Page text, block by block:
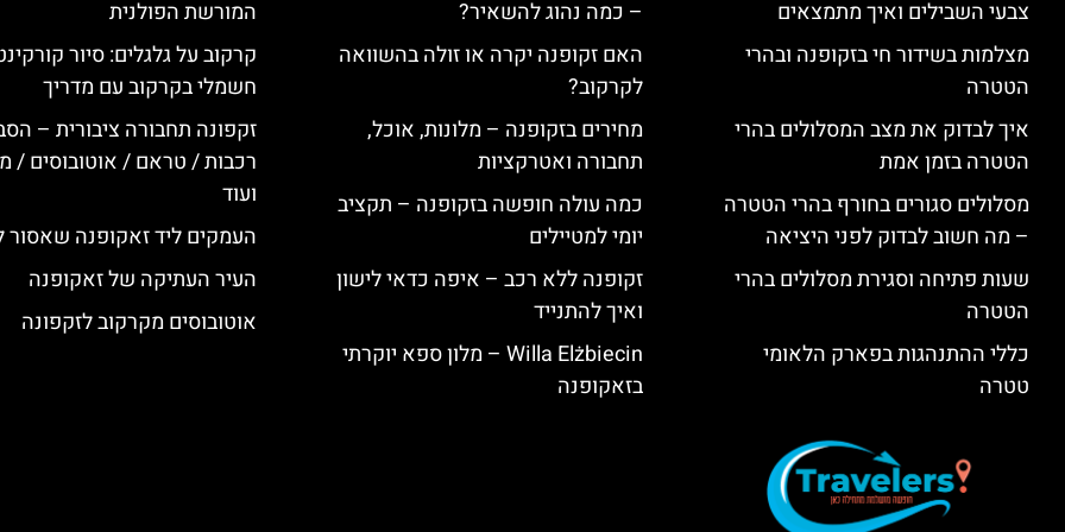
צבעי השבילים ואיך מתמצאים
מצלמות בשידור חי בזקופנה ובהרי
הטטרה
איך לבדוק את מצב המסלולים בהרי
הטטרה בזמן אמת
מסלולים סגורים בחורף בהרי הטטרה
– מה חשוב לבדוק לפני היציאה
שעות פתיחה וסגירת מסלולים בהרי
הטטרה
כללי ההתנהגות בפארק הלאומי
טטרה
– כמה נהוג להשאיר?
האם זקופנה יקרה או זולה בהשוואה
לקרקוב?
מחירים בזקופנה – מלונות, אוכל,
תחבורה ואטרקציות
כמה עולה חופשה בזקופנה – תקציב
יומי למטיילים
זקופנה ללא רכב – איפה כדאי לישון
ואיך להתנייד
Willa Elżbiecin – מלון ספא יוקרתי
בזאקופנה
המורשת הפולנית
קרקוב על גלגלים: סיור
חשמלי בקרקוב עם מדריך
זקפונה תחבורה ציבורית –
רכבות / טראם / אוטובוסים /
ועוד
העמקים ליד זאקופנה
העיר העתיקה של זאקופנה
אוטובוסים מקרקוב לזקפונה